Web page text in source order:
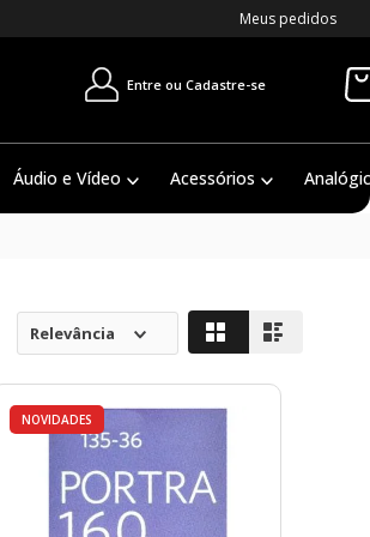
Meus pedidos
Entre ou Cadastre-se
Áudio e Vídeo Acessórios
Relevância
NOVIDADES